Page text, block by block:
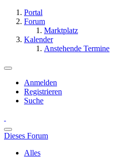
Portal
Forum
Marktplatz
Kalender
Anstehende Termine
Anmelden
Registrieren
Suche
Dieses Forum
Alles